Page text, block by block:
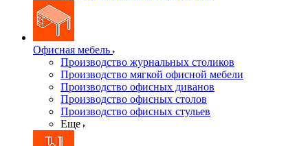
Офисная мебель
Производство журнальных столиков
Производство мягкой офисной мебели
Производство офисных диванов
Производство офисных столов
Производство офисных стульев
Еще